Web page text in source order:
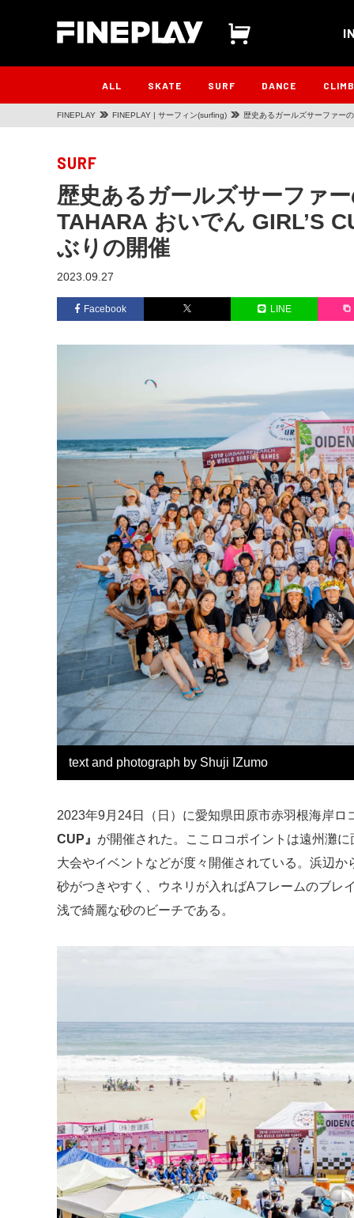
ALL SKATE SURF DANCE CLIMB
FINEPLAY FINEPLAY | サーフィン(surfing) 歴史あるガールズサーファー
SURF
歴史あるガールズサーファ
TAHARA おいでん GIRL’S
ぶりの開催
2023.09.27
Facebook LINE
text and photograph by Shuji IZumo
2023年9月24日（日）に愛知県田原市赤羽根海岸ロ
CUP』 が開催された。ここロコポイントは遠州灘
大会やイベントなどが度々開催されている。浜辺
砂がつきやすく、ウネリが入ればAフレームのブレ
浅で綺麗な砂のビーチである。